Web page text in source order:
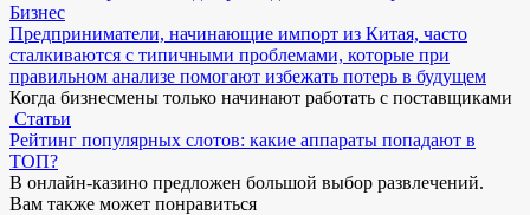
Бизнес
Предприниматели, начинающие импорт из Китая, часто
сталкиваются с типичными проблемами, которые при
правильном анализе помогают избежать потерь в будущем
Когда бизнесмены только начинают работать с поставщиками
Статьи
Рейтинг популярных слотов: какие аппараты попадают в
ТОП?
В онлайн-казино предложен большой выбор развлечений.
Вам также может понравиться